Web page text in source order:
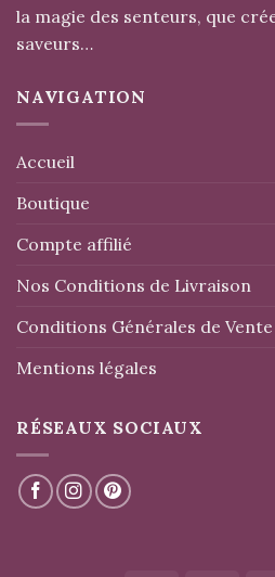
la magie des senteurs, que
saveurs…
NAVIGATION
Accueil
Boutique
Compte affilié
Nos Conditions de Livraison
Conditions Générales de Vente
Mentions légales
RÉSEAUX SOCIAUX